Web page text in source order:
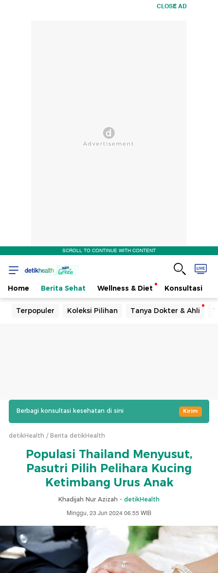
CLOSE AD
SCROLL TO CONTINUE WITH CONTENT
Home Berita Sehat Wellness & Diet Konsultasi
Terpopuler Koleksi Pilihan Tanya Dokter & Ahli
Berbagi konsultasi kesehatan di sini Kirim
detikHealth Berita detikHealth
Populasi Thailand Menyusut,
Pasutri Pilih Pelihara Kucing
Ketimbang Urus Anak
Khadijah Nur Azizah - detikHealth
Minggu, 23 Jun 2024 06:55 WIB